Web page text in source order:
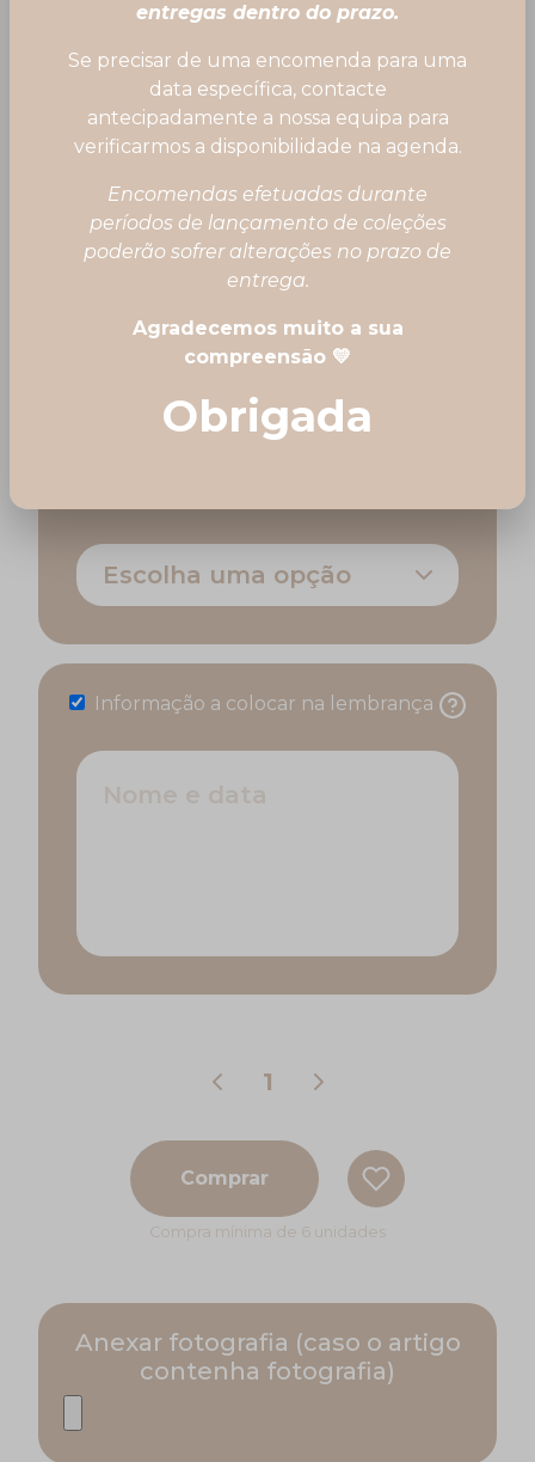
Caixinha dezena 📿
4,25 €
Escolha uma opção
Informação a colocar na lembrança
Comprar
Compra mínima de 6 unidades
Anexar fotografia (caso o artigo
contenha fotografia)
entregas dentro do prazo.
Se precisar de uma encomenda para uma
data específica, contacte
antecipadamente a nossa equipa para
verificarmos a disponibilidade na agenda.
Encomendas efetuadas durante
períodos de lançamento de coleções
poderão sofrer alterações no prazo de
entrega.
Agradecemos muito a sua
compreensão 💛
Obrigada